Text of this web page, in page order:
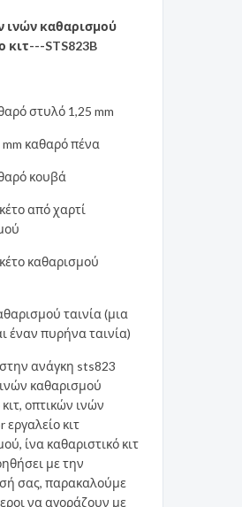
ινών καθαρισμού
κιτ---STS823B
στυλό 1,25 mm
καθαρό πένα
κουβά
από χαρτί
καθαρισμού
ταινία (μια
έναν πυρήνα ταινία)
ανάγκη sts823
καθαρισμού
οπτικών ινών
κιτ
ίνα καθαριστικό κιτ
με την
σας, παρακαλούμε
να αγοράζουν με